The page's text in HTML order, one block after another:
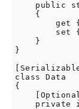
public
    {
get
set
    }
}
class Data
{
private